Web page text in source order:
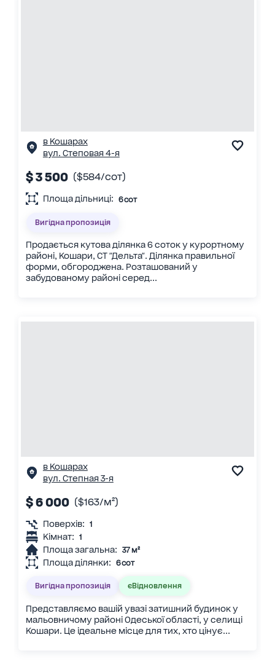
в Кошарах
вул. Степовая 4-я
$ 3 500 ($584/сот)
Площа дільниці: 6 сот
Вигідна пропозиція
Продається кутова ділянка 6 соток у курортному
районі, Кошари, СТ "Дельта". Ділянка правильної
форми, обгороджена. Розташований у
забудованому районі серед...
в Кошарах
вул. Степная 3-я
$ 6 000 ($163/м²)
Поверхів: 1
Кімнат: 1
Площа загальна: 37 м²
Площа ділянки: 6 сот
Вигідна пропозиція єВідновлення
Представляємо вашій увазі затишний будинок у
мальовничому районі Одеської області, у селищі
Кошари. Це ідеальне місце для тих, хто цінує...